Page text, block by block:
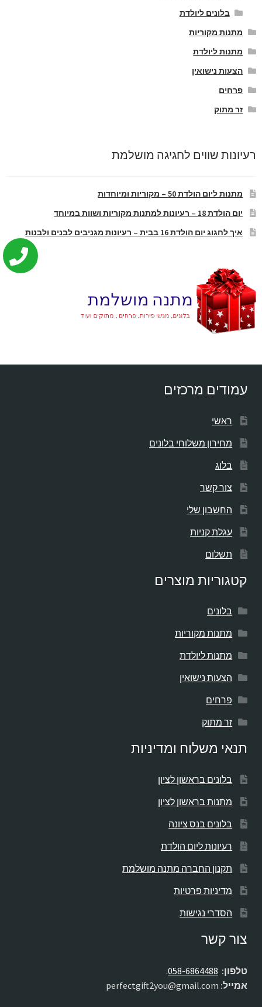
בלונים ליולדת
מתנות מקוריות
מתנות ליולדת
הצעות נישואין
פרחים
זר מתוק
רעיונות שווים לחגיגה מושלמת
מתנות ליום הולדת 50 – מקוריות ומיוחדות
יום הולדת 18 – רעיונות למתנות מקוריות ושוות במיוחד
איך לחגוג יום הולדת 16 בבית – רעיונות מגניבים לבנים ולבנות
עמודים מרכזים
ראשי
מחירון משלוחי בלונים
בלוג
צור קשר
החשבון שלי
עגלת קניות
תשלום
קטגוריות מוצרים
בלונים
מתנות מקוריות
מתנות ליולדת
הצעות נישואין
פרחים
זר מתוק
תנאי משלוח ומדיניות
בלונים בראשון לציון
מתנות בראשון לציון
בלונים בנס ציונה
רעיונות ליום הולדת
תקנון החברה מתנה מושלמת
מדיניות פרטיות
הסדרי נגישות
צור קשר
טלפון: 058-6864488
.
אמייל: